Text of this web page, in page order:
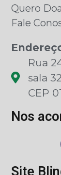
Quero
Fale
Rua
sala
CEP
Nos
Site